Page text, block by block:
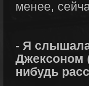
менее,
- Я
Джексоном
нибудь